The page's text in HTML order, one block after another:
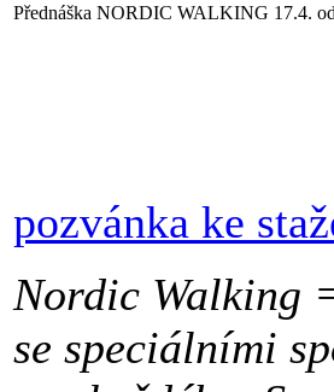
Přednáška NORDIC WALKING 17.4.
pozvánka ke
Nordic Walking
se speciálními